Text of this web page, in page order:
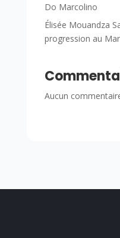
Do Marcolino
Élisée Mouandza
progression au
Aucun